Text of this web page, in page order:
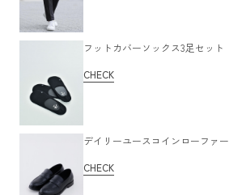
フットカバーソックス3足セット
CHECK
デイリーユースコインローファー
CHECK